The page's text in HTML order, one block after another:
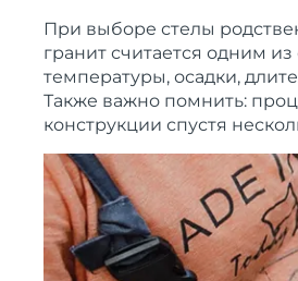
При выборе стелы
гранит считается одним
температуры, осадки,
Также важно помнить:
конструкции спустя